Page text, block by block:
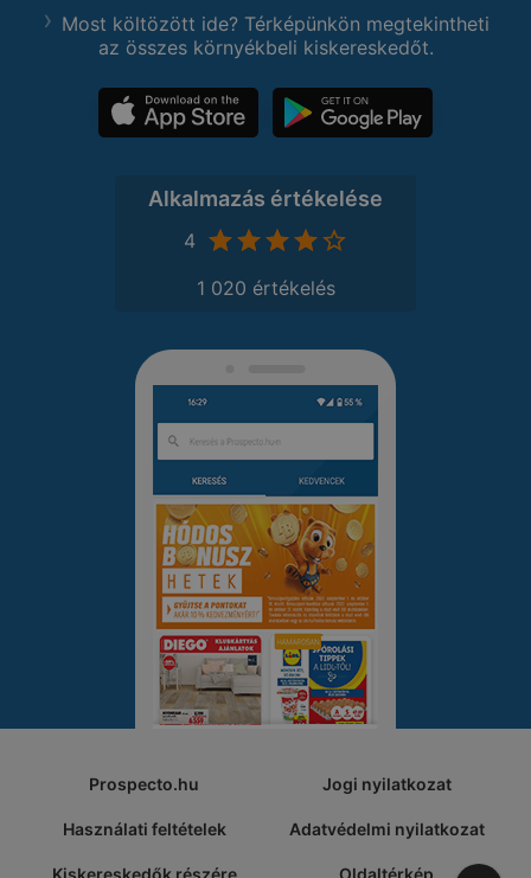
Most költözött ide? Térképünkön megtekintheti
az összes környékbeli kiskereskedőt.
Alkalmazás értékelése
4
1 020 értékelés
Prospecto.hu Jogi nyilatkozat
Használati feltételek Adatvédelmi nyilatkozat
Kiskereskedők részére Oldaltérkép